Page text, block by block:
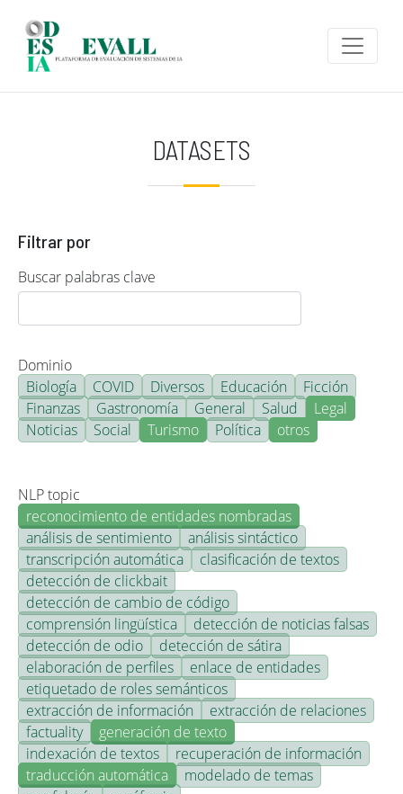
DATASETS
Filtrar por
Buscar palabras clave
Dominio
Biología
COVID Diversos Educación
Ficción
Finanzas
Gastronomía General Salud
Legal
Noticias
Social Turismo Política otros
NLP topic
reconocimiento de entidades nombradas
análisis de sentimiento
análisis sintáctico
transcripción automática
clasificación de textos
detección de clickbait
detección de cambio de código
comprensión lingüística
detección de noticias falsas
detección de odio
detección de sátira
elaboración de perfiles
enlace de entidades
etiquetado de roles semánticos
extracción de información
extracción de relaciones
factuality
generación de texto
indexación de textos
recuperación de información
traducción automática
modelado de temas